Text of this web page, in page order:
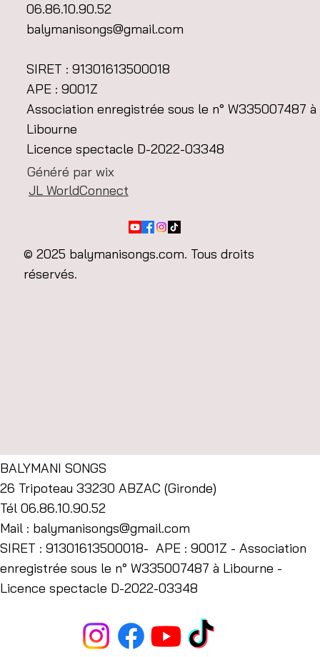
ST VALENTIN EN
mar. 14 févr.
  |
Diner en chanson spécial St valentin, organisé par
TRUCK DÉLICE.
Heure et lieu
14 févr. 2023, 19:00
À propos de l'événement
Diner en chanson spécial St valentin, organisé
06.86.10.90.52
balymanisongs@gmail.com
SIRET : 91301613500018
APE : 9001Z
Association enregistrée sous le n° W335007487 à
Libourne
Licence spectacle D-2022-03348
Généré par wix
© 2025 balymanisongs.com. Tous droits
réservés.
JL WorldConnect
BALYMANI SONGS
26 Tripoteau 33230 ABZAC (Gironde)
Tél 06.86.10.90.52
Mail : balymanisongs@gmail.com
SIRET : 91301613500018- APE : 9001Z - Association
enregistrée sous le n° W335007487 à Libourne -
Licence spectacle D-2022-03348